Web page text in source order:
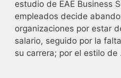
estudio de EAE Business
empleados decide
organizaciones por estar
salario, seguido por la
su carrera; por el estilo de